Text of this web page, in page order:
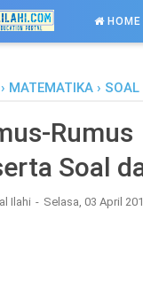
HOME
› MATEMATIKA ›
Soal
Ilahi Selasa, 03 April